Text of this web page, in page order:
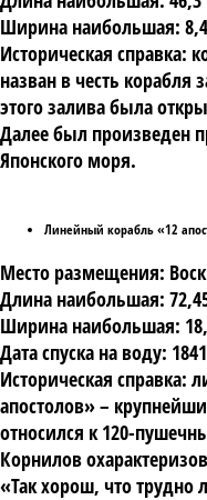
Ширина наибольшая:
Историческая справка:
назван в честь корабля
этого залива была
Далее был произведен
Японского моря.
Линейный корабль «12
Место размещения:
Длина наибольшая:
Ширина наибольшая:
Дата спуска на воду:
Историческая справка:
апостолов» –
относился к 120-
Корнилов
«Так хорош, что трудно